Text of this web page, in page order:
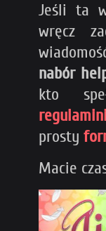
Jeśli ta
wręcz
nabór
kto
prosty
Macie